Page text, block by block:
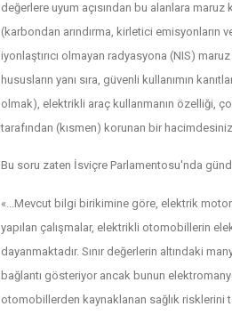
değerlere uyum açısından bu alanlara
(karbondan arındırma, kirletici emisyonların
iyonlaştırıcı olmayan radyasyona (NIS)
hususların yanı sıra, güvenli kullanımın
olmak), elektrikli araç kullanmanın özelliği,
tarafından (kısmen) korunan bir
Bu soru zaten İsviçre Parlamentosu'nda
«...Mevcut bilgi birikimine göre, elektrik
yapılan çalışmalar, elektrikli otomobillerin
dayanmaktadır. Sınır değerlerin altındaki
bağlantı gösteriyor ancak bunun
otomobillerden kaynaklanan sağlık risklerini